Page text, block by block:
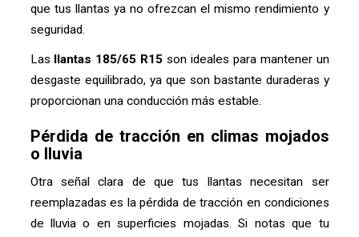
que tus llantas ya no ofrezcan el mismo rendimiento y
seguridad.
Las llantas 185/65 R15 son ideales para mantener un
desgaste equilibrado, ya que son bastante duraderas y
proporcionan una conducción más estable.
Pérdida de tracción en climas mojados
o lluvia
Otra señal clara de que tus llantas necesitan ser
reemplazadas es la pérdida de tracción en condiciones
de lluvia o en superficies mojadas. Si notas que tu